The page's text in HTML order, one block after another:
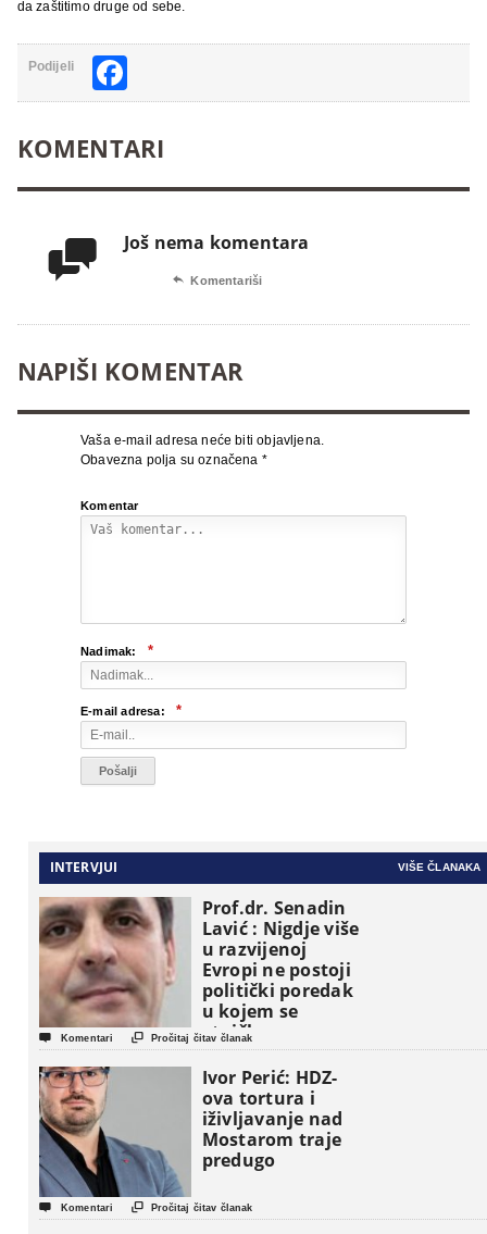
da zaštitimo druge od sebe.
Podijeli
KOMENTARI
 Još nema komentara
 Komentariši
NAPIŠI KOMENTAR
Vaša e-mail adresa neće biti objavljena.
Obavezna polja su označena *
Komentar
Nadimak: *
E-mail adresa: *
INTERVJUI VIŠE ČLANAKA
Prof.dr. Senadin
Lavić : Nigdje više
u razvijenoj
Evropi ne postoji
politički poredak
u kojem se
etničke grupe
pojavljuju kao
osnovne
političke jedinice
 Komentari  Pročitaj čitav članak
Ivor Perić: HDZ-
ova tortura i
iživljavanje nad
Mostarom traje
predugo
 Komentari  Pročitaj čitav članak